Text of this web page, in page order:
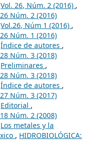
Vol. 26, Núm. 2 (2016) ,
Núm. 2 (2016)
Vol.26, Núm 1 (2016) ,
Núm. 1 (2016)
Índice de autores ,
Núm. 3 (2018)
Preliminares ,
Núm. 3 (2018)
Índice de autores ,
Núm. 3 (2017)
Editorial ,
Núm. 2 (2008)
Los metales y la
, HIDROBIOLÓGICA: